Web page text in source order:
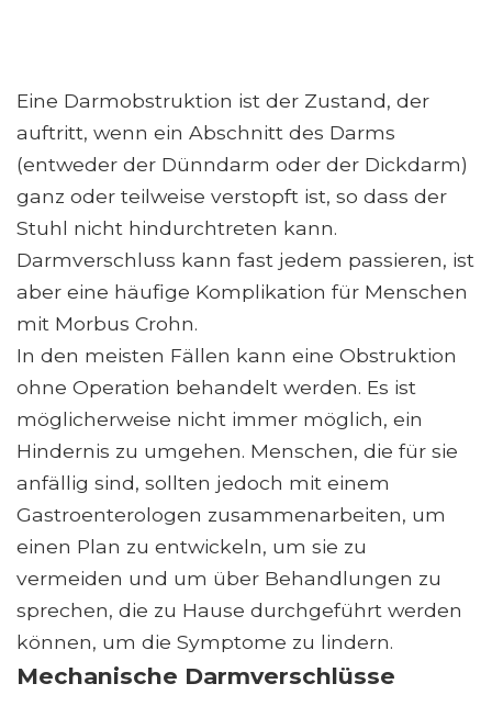
Eine Darmobstruktion ist der Zustand, der
auftritt, wenn ein Abschnitt des Darms
(entweder der Dünndarm oder der Dickdarm)
ganz oder teilweise verstopft ist, so dass der
Stuhl nicht hindurchtreten kann.
Darmverschluss kann fast jedem passieren, ist
aber eine häufige Komplikation für Menschen
mit Morbus Crohn.
In den meisten Fällen kann eine Obstruktion
ohne Operation behandelt werden. Es ist
möglicherweise nicht immer möglich, ein
Hindernis zu umgehen. Menschen, die für sie
anfällig sind, sollten jedoch mit einem
Gastroenterologen zusammenarbeiten, um
einen Plan zu entwickeln, um sie zu
vermeiden und um über Behandlungen zu
sprechen, die zu Hause durchgeführt werden
können, um die Symptome zu lindern.
Mechanische Darmverschlüsse